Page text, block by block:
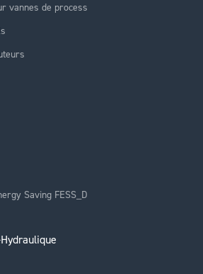
vannes de process
Saving FESS_D